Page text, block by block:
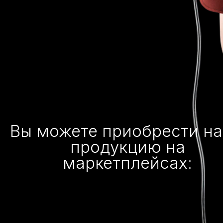
Вы можете приобрести
продукцию на
маркетплейсах: